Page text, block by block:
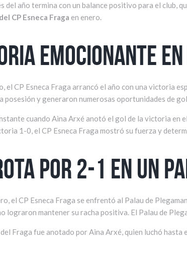
del año termina con un balance positivo para el club,
CP Esneca Fraga en enero.
emocionante
el CP Esneca Fraga arrancó el año con una victoria
posesión y generaron numerosas oportunidades de
cuando Aina Arxé anotó el gol de la victoria
1-0, el CP Esneca Fraga mostró su fuerza y
por 2-1 en un
el CP Esneca Fraga se enfrentó al Palau de
lograron mantener su racha positiva. El Palau de
Fraga fue anotado por Aina Arxé, quien luchó hasta